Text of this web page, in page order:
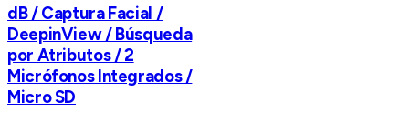
dB / Captura Facial /
DeepinView / Búsqueda
por Atributos / 2
Micrófonos Integrados /
Micro SD